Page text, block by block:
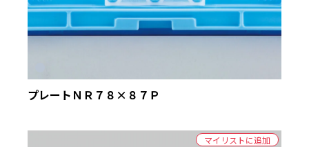
プレートＮＲ７８×８７Ｐ
マイリストに追加